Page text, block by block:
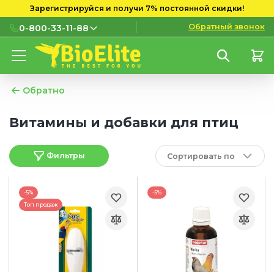
Зарегистрируйся и получи 7% постоянной скидки!
0-800-33-11-88
0-800-33-11-88
мобильных номеров
(073) 133 11 88
Обратный звонок
Обратно
Витамины и добавки для птиц
Фильтры Сортировать по
-5%
Топ продаж
-5%